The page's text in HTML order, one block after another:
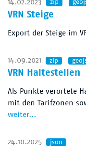
14.02.2023 zip
VRN Steige
Export der Steige im
14.09.2021 zip
VRN Haltestellen
Als Punkte verortete
mit den Tarifzonen
weiter...
24.10.2025 json